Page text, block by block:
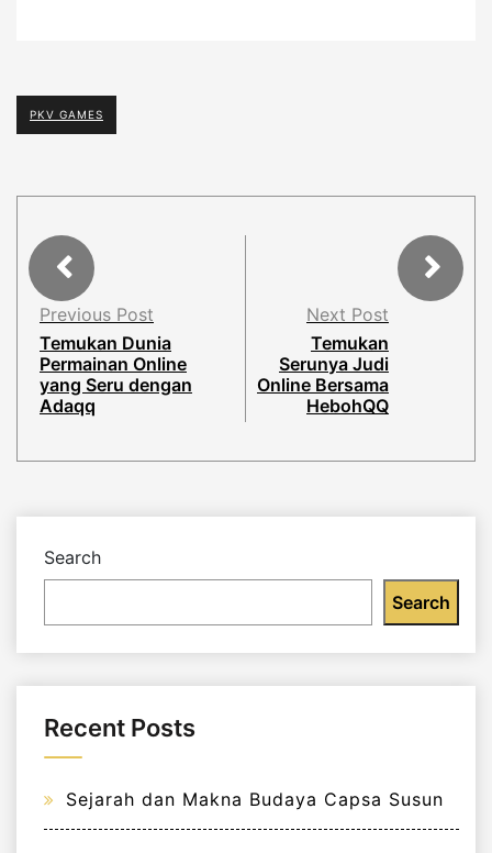
PKV GAMES
Previous Post
Temukan Dunia
Permainan Online
yang Seru dengan
Adaqq
Next Post
Temukan
Serunya Judi
Online Bersama
HebohQQ
Search
Search
Recent Posts
Sejarah dan Makna Budaya Capsa Susun